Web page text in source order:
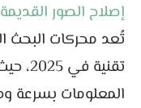
إصلاح الصور القديمة
تُعد محركات البحث